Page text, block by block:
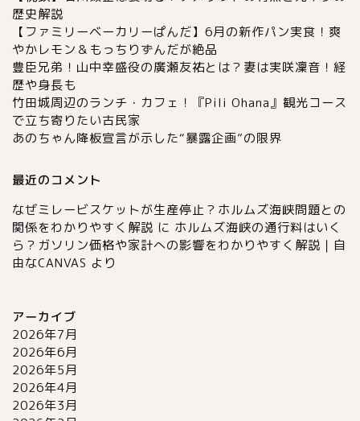
歴史解説
【ファミリーベーカリーぱんだ】6月の新作パン実食！爽
やかレモン＆もっちりずんだが絶品
豊臣兄弟！山中幸盛役の廣瀬友祐とは？妻は実咲凜音！経
歴や身長も
竹田城周辺のランチ・カフェ！『Pili Ohana』観光コース
で立ち寄りたい古民家
あのちゃん降板宣言が示した“暴露企画”の限界
最近のコメント
なぜミレービスケットが生産停止？ホルムズ海峡問題との
関係をわかりやすく解説 に ホルムズ海峡の通行料はいく
ら？ガソリン価格や家計への影響をわかりやすく解説｜自
由なCANVAS より
アーカイブ
2026年7月
2026年6月
2026年5月
2026年4月
2026年3月